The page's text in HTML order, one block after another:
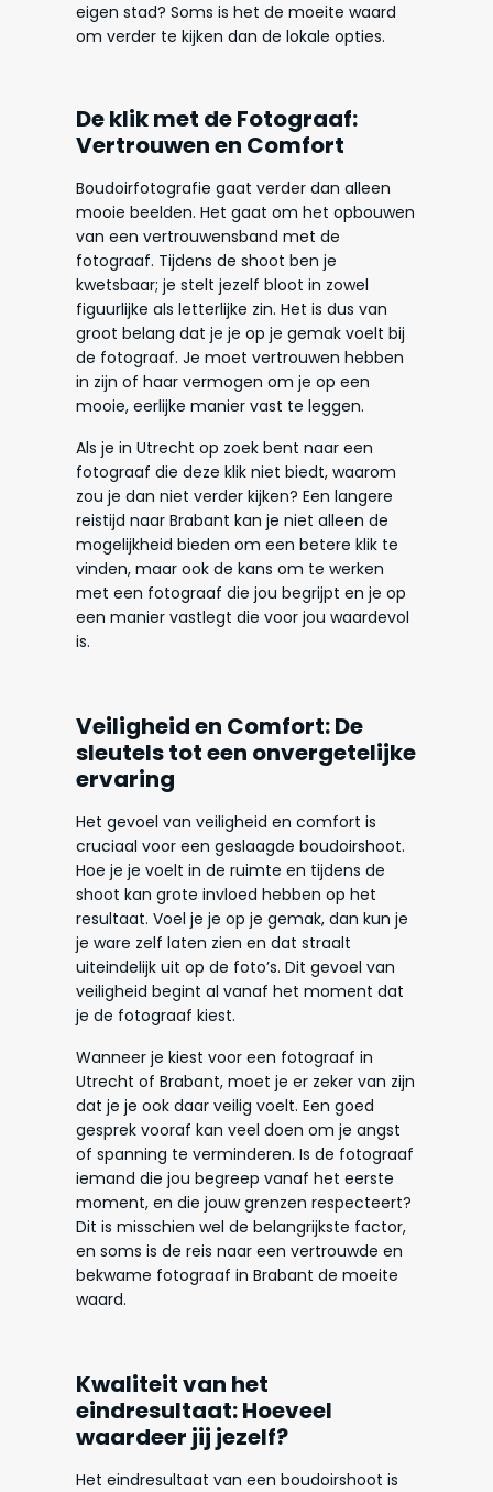
eigen stad? Soms is het de moeite waard
om verder te kijken dan de lokale opties.
De klik met de Fotograaf:
Vertrouwen en Comfort
Boudoirfotografie gaat verder dan alleen
mooie beelden. Het gaat om het opbouwen
van een vertrouwensband met de
fotograaf. Tijdens de shoot ben je
kwetsbaar; je stelt jezelf bloot in zowel
figuurlijke als letterlijke zin. Het is dus van
groot belang dat je je op je gemak voelt bij
de fotograaf. Je moet vertrouwen hebben
in zijn of haar vermogen om je op een
mooie, eerlijke manier vast te leggen.
Als je in Utrecht op zoek bent naar een
fotograaf die deze klik niet biedt, waarom
zou je dan niet verder kijken? Een langere
reistijd naar Brabant kan je niet alleen de
mogelijkheid bieden om een betere klik te
vinden, maar ook de kans om te werken
met een fotograaf die jou begrijpt en je op
een manier vastlegt die voor jou waardevol
is.
Veiligheid en Comfort: De
sleutels tot een onvergetelijke
ervaring
Het gevoel van veiligheid en comfort is
cruciaal voor een geslaagde boudoirshoot.
Hoe je je voelt in de ruimte en tijdens de
shoot kan grote invloed hebben op het
resultaat. Voel je je op je gemak, dan kun je
je ware zelf laten zien en dat straalt
uiteindelijk uit op de foto’s. Dit gevoel van
veiligheid begint al vanaf het moment dat
je de fotograaf kiest.
Wanneer je kiest voor een fotograaf in
Utrecht of Brabant, moet je er zeker van zijn
dat je je ook daar veilig voelt. Een goed
gesprek vooraf kan veel doen om je angst
of spanning te verminderen. Is de fotograaf
iemand die jou begreep vanaf het eerste
moment, en die jouw grenzen respecteert?
Dit is misschien wel de belangrijkste factor,
en soms is de reis naar een vertrouwde en
bekwame fotograaf in Brabant de moeite
waard.
Kwaliteit van het
eindresultaat: Hoeveel
waardeer jij jezelf?
Het eindresultaat van een boudoirshoot is